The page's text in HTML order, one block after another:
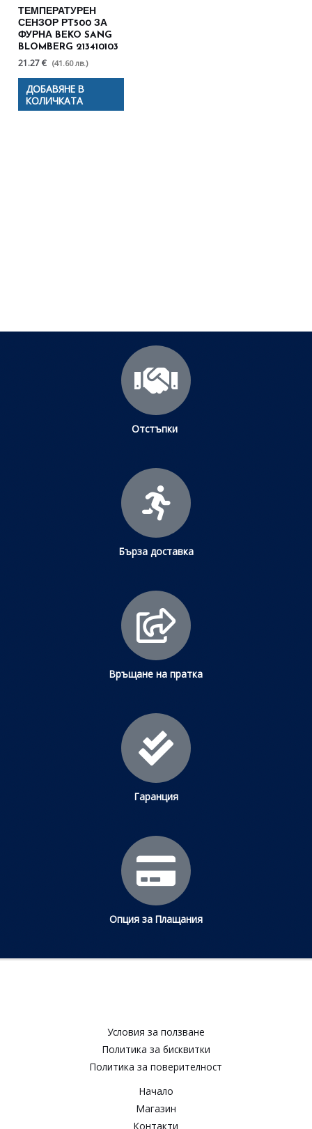
ТЕМПЕРАТУРЕН
СЕНЗОР РТ500 ЗА
ФУРНА BEKO SANG
BLOMBERG 213410103
21.27 € (41.60 лв.)
ДОБАВЯНЕ В
КОЛИЧКАТА
Отстъпки
Бърза доставка
Връщане на пратка
Гаранция
Опция за Плащания
Условия за ползване​
Политика за бисквитки​
Политика за поверителност​
Начало
Магазин
Контакти